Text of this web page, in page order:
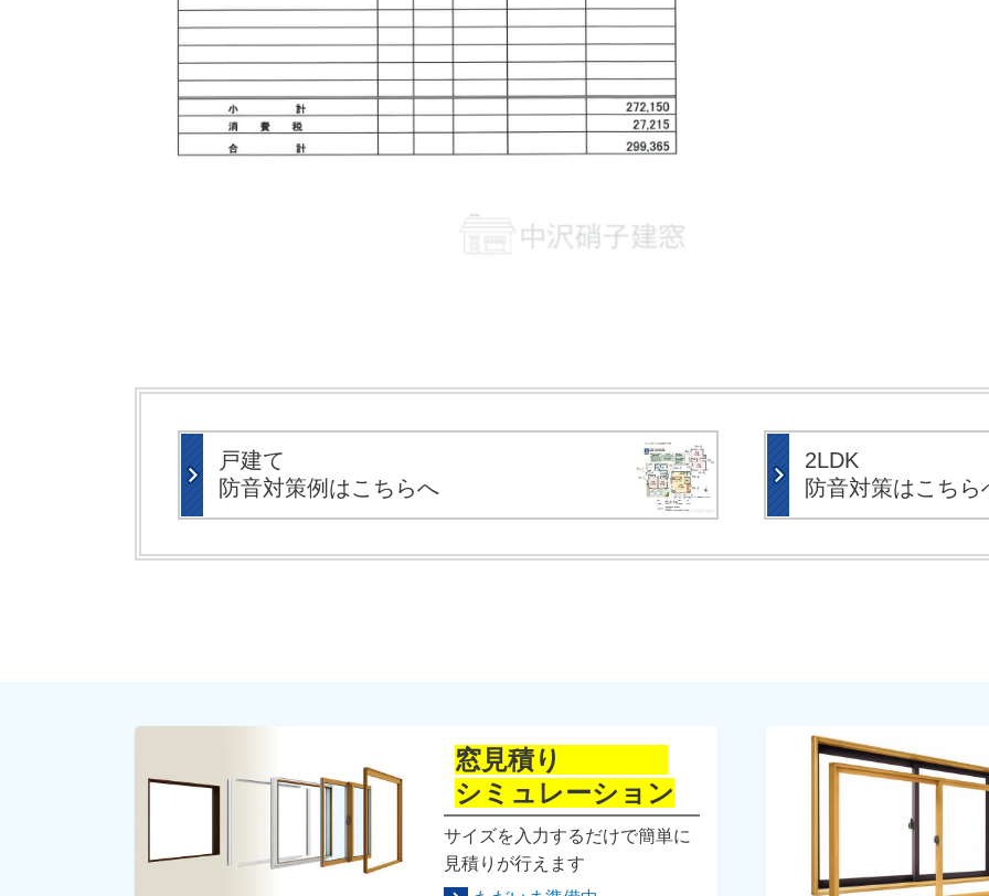
戸建て
防音対策例はこちらへ
2LDK
防音対策はこちら
窓見積り
シミュレーション
サイズを入力するだけで簡単に
見積りが行えます